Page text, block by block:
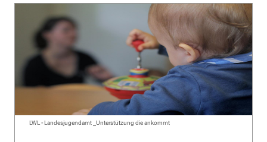
LWL - Landesjugendamt _Unterstützung die ankommt